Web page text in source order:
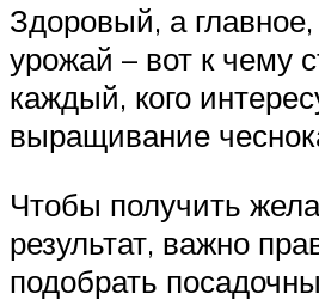
Здоровый, а
урожай – вот к чему
каждый, кого
выращивание
Чтобы получить
результат, важно
подобрать